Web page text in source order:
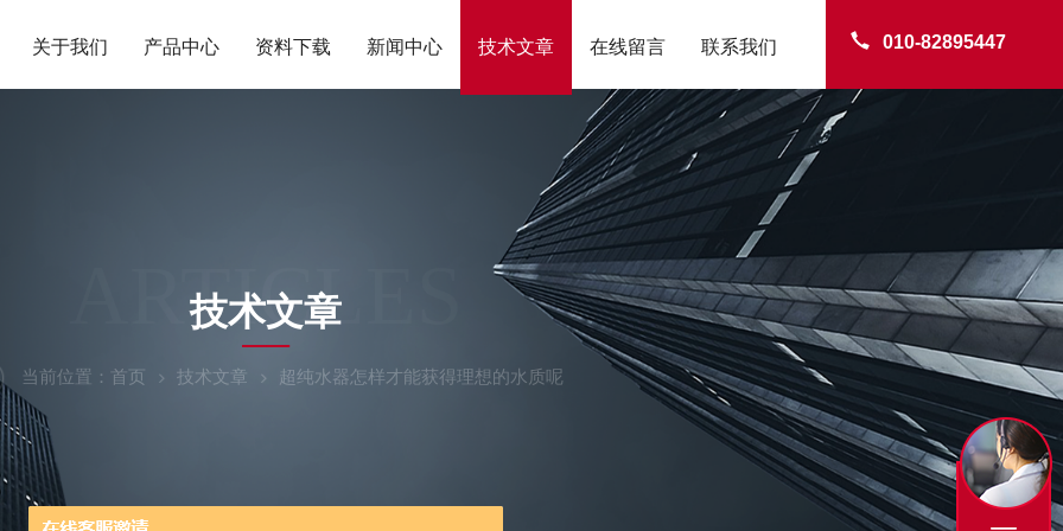
010-82895447
关于我们 产品中心 资料下载 新闻中心 技术文章 在线留言 联系我们
ARTICLES
技术文章
当前位置： 首页 技术文章 超纯水器怎样才能获得理想的水质呢